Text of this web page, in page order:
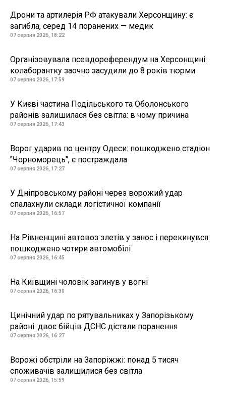
Дрони та артилерія РФ атакували Херсонщину: є
загибла, серед 14 поранених — медик
07 серпня 2026, 18:22
Організовувала псевдореферендум на Херсонщині:
колаборантку заочно засудили до 8 років тюрми
07 серпня 2026, 17:59
У Києві частина Подільського та Оболонського
районів залишилася без світла: в чому причина
07 серпня 2026, 17:43
Ворог ударив по центру Одеси: пошкоджено стадіон
"Чорноморець", є постраждала
07 серпня 2026, 17:27
У Дніпровському районі через ворожий удар
спалахнули склади логістичної компанії
07 серпня 2026, 16:57
На Рівненщині автовоз злетів у занос і перекинувся:
пошкоджено чотири автомобілі
07 серпня 2026, 16:45
На Київщині чоловік загинув у вогні
07 серпня 2026, 16:30
Цинічний удар по рятувальниках у Запорізькому
районі: двоє бійців ДСНС дістали поранення
07 серпня 2026, 16:27
Ворожі обстріли на Запоріжжі: понад 5 тисяч
споживачів залишилися без світла
07 серпня 2026, 15:59